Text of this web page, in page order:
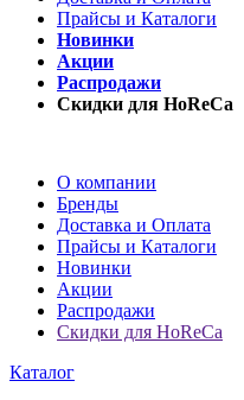
Прайсы и Каталоги
Новинки
Акции
Распродажи
Скидки для HoReCa
О компании
Бренды
Доставка и Оплата
Прайсы и Каталоги
Новинки
Акции
Распродажи
Скидки для HoReCa
Каталог